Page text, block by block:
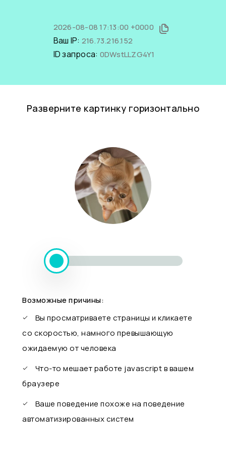
2026-08-08 17:13:00 +0000
Ваш IP: 216.73.216.152
ID запроса: 0DWstLLZG4Y1
Разверните картинку горизонтально
Возможные причины:
Вы просматриваете страницы и кликаете
со скоростью, намного превышающую
ожидаемую от человека
Что-то мешает работе javascript в вашем
браузере
Ваше поведение похоже на поведение
автоматизированных систем